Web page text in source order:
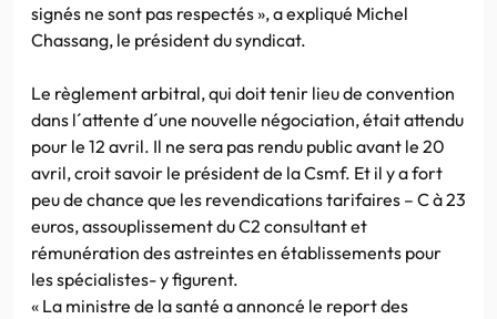
signés ne sont pas respectés », a expliqué Michel
Chassang, le président du syndicat.
Le règlement arbitral, qui doit tenir lieu de convention
dans l´attente d´une nouvelle négociation, était attendu
pour le 12 avril. Il ne sera pas rendu public avant le 20
avril, croit savoir le président de la Csmf. Et il y a fort
peu de chance que les revendications tarifaires – C à 23
euros, assouplissement du C2 consultant et
rémunération des astreintes en établissements pour
les spécialistes- y figurent.
« La ministre de la santé a annoncé le report des